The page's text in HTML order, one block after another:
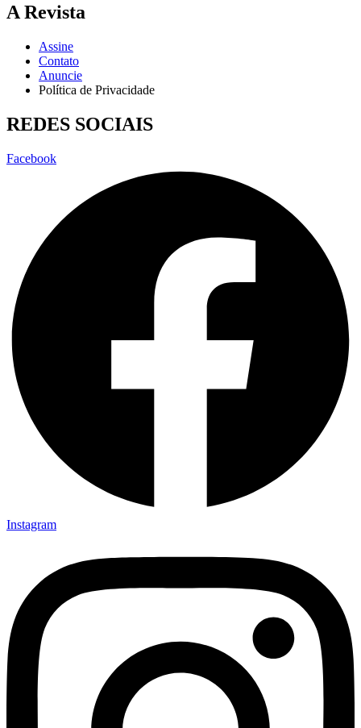
A Revista
Assine
Contato
Anuncie
Política de Privacidade
REDES SOCIAIS
Facebook
Instagram